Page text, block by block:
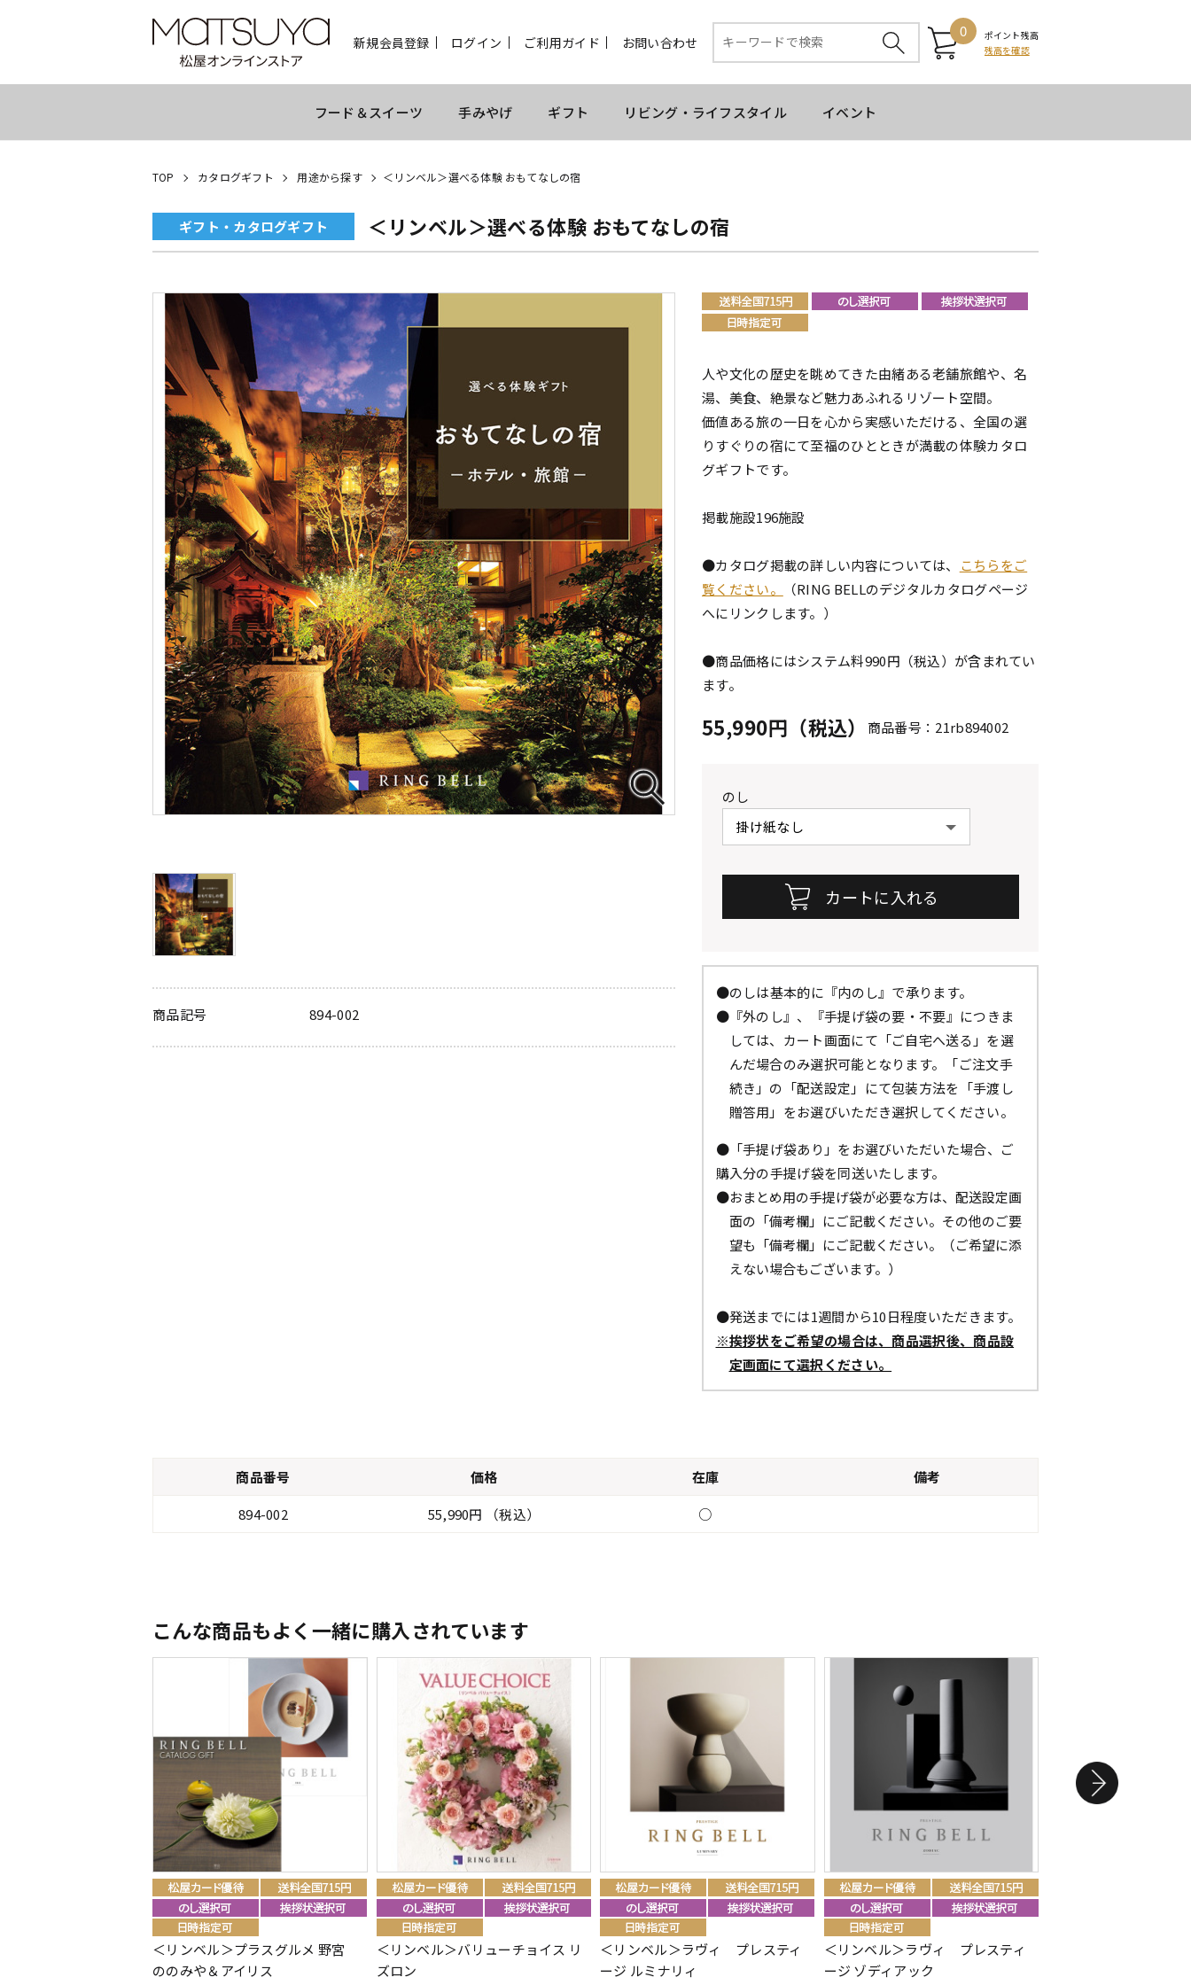
新規会員登録 ログイン ご利用ガイド お問い合わせ
0
ポイント残高
残高を確認
フード＆スイーツ 手みやげ ギフト リビング・ライフスタイル イベント
TOP カタログギフト 用途から探す ＜リンベル＞選べる体験 おもてなしの宿
ギフト・カタログギフト ＜リンベル＞選べる体験 おもてなしの宿
商品記号 894-002
人や文化の歴史を眺めてきた由緒ある老舗旅館や、名
湯、美食、絶景など魅力あふれるリゾート空間。
価値ある旅の一日を心から実感いただける、全国の選
りすぐりの宿にて至福のひとときが満載の体験カタロ
グギフトです。
掲載施設196施設
●カタログ掲載の詳しい内容については、
こちらをご
覧ください。
（RING BELLのデジタルカタログページ
へにリンクします。）
●商品価格にはシステム料990円（税込）が含まれてい
ます。
55,990円（税込） 商品番号：21rb894002
のし
●のしは基本的に『内のし』で承ります。
●『外のし』、『手提げ袋の要・不要』につきま
しては、カート画面にて「ご自宅へ送る」を選
んだ場合のみ選択可能となります。「ご注文手
続き」の「配送設定」にて包装方法を「手渡し
贈答用」をお選びいただき選択してください。
●「手提げ袋あり」をお選びいただいた場合、ご
購入分の手提げ袋を同送いたします。
●おまとめ用の手提げ袋が必要な方は、配送設定画
面の「備考欄」にご記載ください。その他のご要
望も「備考欄」にご記載ください。（ご希望に添
えない場合もございます。）
●発送までには1週間から10日程度いただきます。
※挨拶状をご希望の場合は、商品選択後、商品設
定画面にて選択ください。
商品番号 価格 在庫
備考
894-002
55,990円 （税込） ○
こんな商品もよく一緒に購入されています
＜リンベル＞プラスグルメ 野宮
ののみや＆アイリス
＜リンベル＞バリューチョイス リ
ズロン
＜リンベル＞ラヴィ プレスティ
ージ ルミナリィ
＜リンベル＞ラヴィ プレスティ
ージ ゾディアック